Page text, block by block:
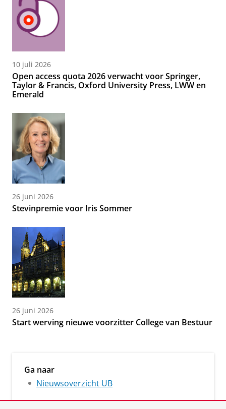
10 juli 2026
Open access quota 2026 verwacht voor Springer,
Taylor & Francis, Oxford University Press, LWW en
Emerald
26 juni 2026
Stevinpremie voor Iris Sommer
26 juni 2026
Start werving nieuwe voorzitter College van Bestuur
Ga naar
Nieuwsoverzicht UB